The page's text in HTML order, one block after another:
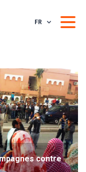
FR
contre